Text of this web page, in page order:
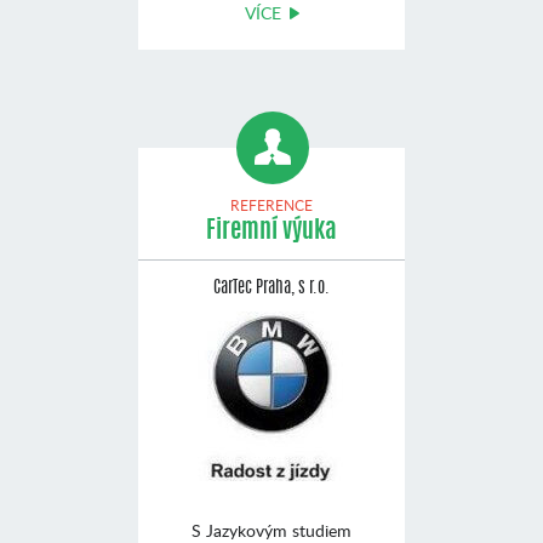
VÍCE
REFERENCE
Firemní výuka
CarTec Praha, s r.o.
S Jazykovým studiem